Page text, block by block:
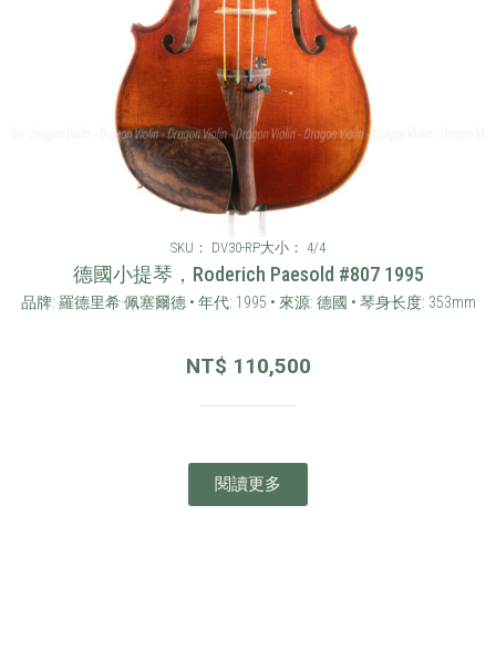
SKU： DV30-RP大小： 4/4
德國小提琴，Roderich Paesold #807 1995
品牌: 羅德里希·佩塞爾德 • 年代: 1995 • 來源: 德國 • 琴身长度: 353mm
NT$ 110,500
閱讀更多